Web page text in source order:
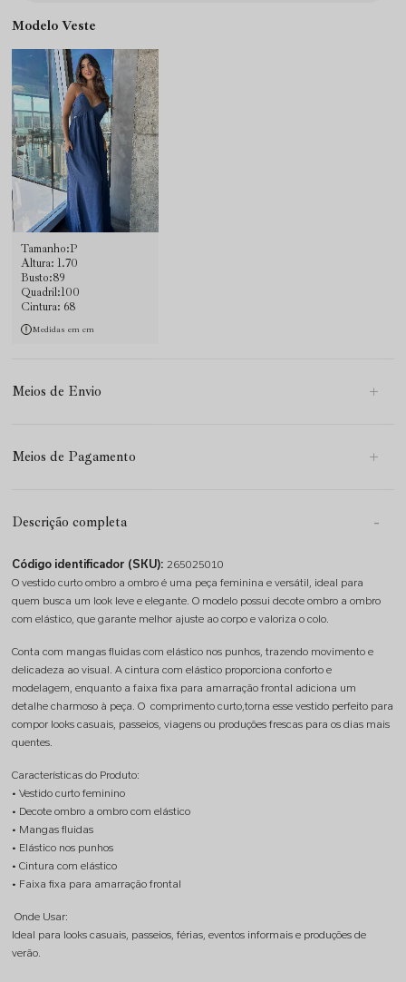
Modelo Veste
Tamanho:P
Altura: 1.70
Busto:89
Quadril:100
Cintura: 68
Medidas em cm
Meios de Envio
Meios de Pagamento
Descrição completa
Código identificador (SKU): 265025010
O vestido curto ombro a ombro é uma peça feminina e versátil, ideal para
quem busca um look leve e elegante. O modelo possui decote ombro a ombro
com elástico, que garante melhor ajuste ao corpo e valoriza o colo.
Conta com mangas fluidas com elástico nos punhos, trazendo movimento e
delicadeza ao visual. A cintura com elástico proporciona conforto e
modelagem, enquanto a faixa fixa para amarração frontal adiciona um
detalhe charmoso à peça. O  comprimento curto,torna esse vestido perfeito para
compor looks casuais, passeios, viagens ou produções frescas para os dias mais
quentes.
Características do Produto:
• Vestido curto feminino
• Decote ombro a ombro com elástico
• Mangas fluidas
• Elástico nos punhos
• Cintura com elástico
• Faixa fixa para amarração frontal
Onde Usar:
Ideal para looks casuais, passeios, férias, eventos informais e produções de
verão.